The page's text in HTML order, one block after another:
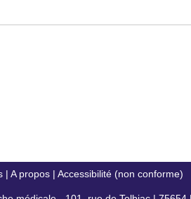
| A propos| Accessibilité (non conforme)